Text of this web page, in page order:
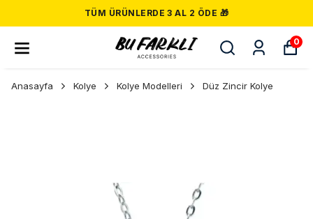
TÜM ÜRÜNLERDE 3 AL 2 ÖDE 🎁
0
Anasayfa Kolye Kolye Modelleri Düz Zincir Kolye